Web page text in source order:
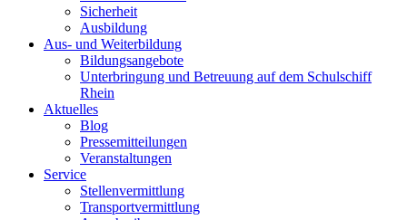
Sicherheit
Ausbildung
Aus- und Weiterbildung
Bildungsangebote
Unterbringung und Betreuung auf dem Schulschiff
Rhein
Aktuelles
Blog
Pressemitteilungen
Veranstaltungen
Service
Stellenvermittlung
Transportvermittlung